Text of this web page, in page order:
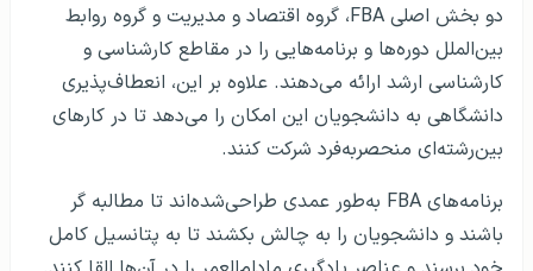
دو بخش اصلی FBA، گروه اقتصاد و مدیریت و گروه روابط
بین‌الملل دوره‌ها و برنامه‌هایی را در مقاطع کارشناسی و
کارشناسی ارشد ارائه می‌دهند. علاوه بر این، انعطاف‌پذیری
دانشگاهی به دانشجویان این امکان را می‌دهد تا در کارهای
بین‌رشته‌ای منحصربه‌فرد شرکت کنند.
برنامه‌های FBA به‌طور عمدی طراحی‌شده‌اند تا مطالبه گر
باشند و دانشجویان را به چالش بکشند تا به پتانسیل کامل